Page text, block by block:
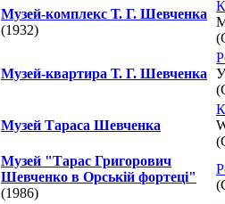
Музей-комплекс Т. Г. Шевченка
(1932)
Музей-квартира Т. Г. Шевченка
Музей Тараса Шевченка
Музей "Тарас Григорович
Шевченко в Орській фортеці"
(1986)